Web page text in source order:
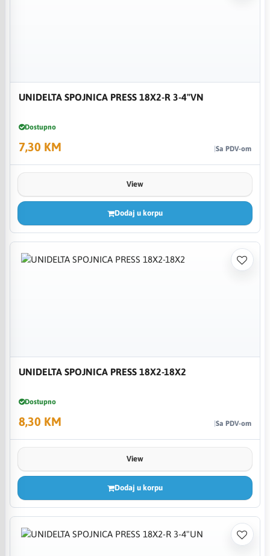
UNIDELTA SPOJNICA PRESS 18X2-R 3-4"VN
Dostupno
7,30 KM Sa PDV-om
View
Dodaj u korpu
UNIDELTA SPOJNICA PRESS 18X2-18X2
Dostupno
8,30 KM Sa PDV-om
View
Dodaj u korpu